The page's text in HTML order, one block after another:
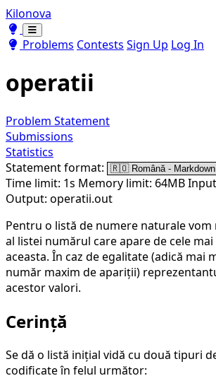
Kilonova
Toggle theme
Toggle theme
Problems Contests Sign Up Log In
operatii
Problem Statement
Submissions
Statistics
Statement format:
Time limit: 1s Memory limit: 64MB
Output: operatii.out
Pentru o listă de numere naturale vom
al listei numărul care apare de cele
aceasta. În caz de egalitate (adică mai
număr maxim de apariții)
acestor valori.
Cerință
Se dă o listă inițial vidă cu două tipuri
codificate în felul următor: